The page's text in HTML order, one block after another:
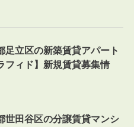
足立区の新築賃貸アパート
フィド】新規賃貸募集情
世田谷区の分譲賃貸マンシ